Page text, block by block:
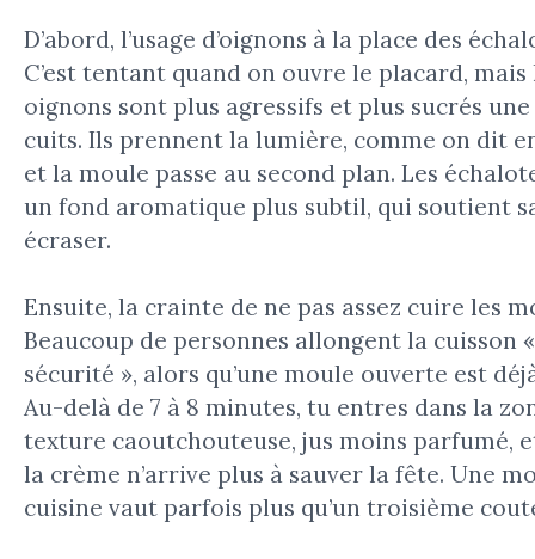
D’abord, l’usage d’oignons à la place des
C’est tentant quand on ouvre le placard, mais
oignons sont plus agressifs et plus sucrés
cuits. Ils prennent la lumière, comme on dit
et la moule passe au second plan. Les
un fond aromatique plus subtil, qui soutient
écraser.
Ensuite, la crainte de ne pas assez cuire les
Beaucoup de personnes allongent la cuisson
sécurité », alors qu’une moule ouverte est
Au-delà de 7 à 8 minutes, tu entres dans la
texture caoutchouteuse, jus moins parfumé,
la crème n’arrive plus à sauver la fête. Une
cuisine vaut parfois plus qu’un troisième